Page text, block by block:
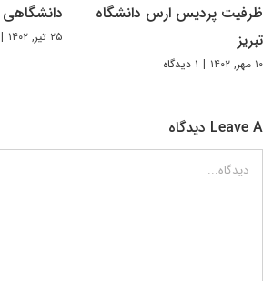
ظرفیت پردیس ارس دانشگاه
تبریز
۱۰ مهر, ۱۴۰۲ | ۱ دیدگاه
دانشگاهی
۲۵ تیر, ۱۴۰۲ |
Leave A دیدگاه
دیدگاه